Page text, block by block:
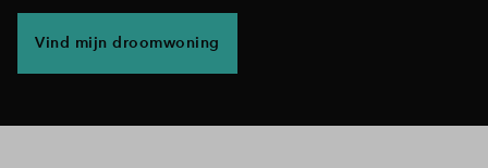
Vind mijn droomwoning